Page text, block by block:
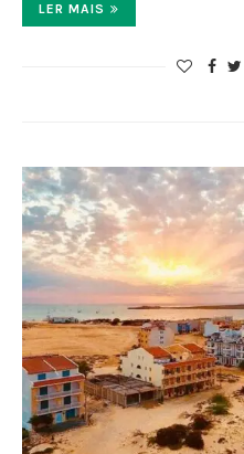
LER MAIS